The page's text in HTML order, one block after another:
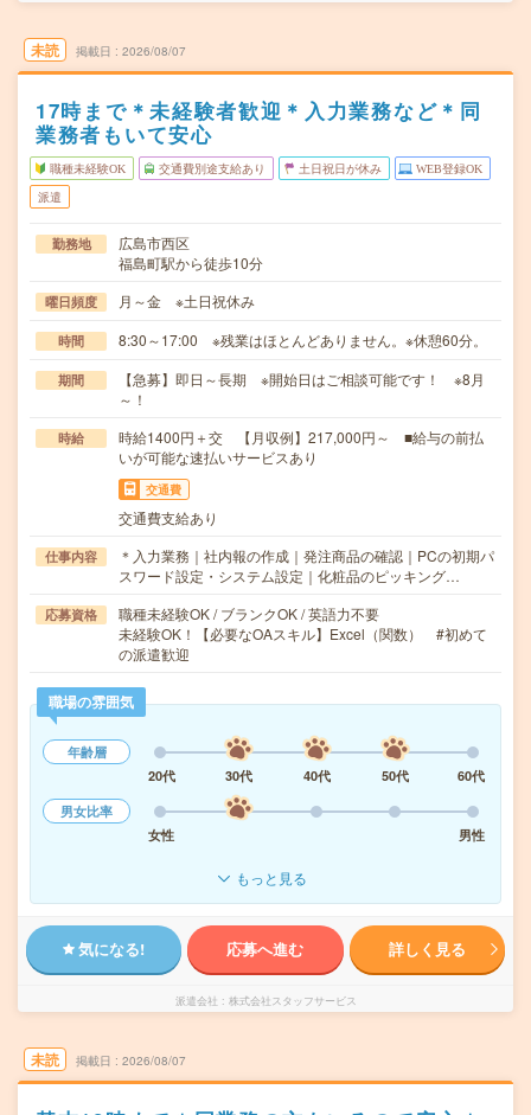
未読 掲載日 2026/08/07
17時まで＊未経験者歓迎＊入力業務など＊同
業務者もいて安心
職種未経験OK 交通費別途支給あり 土日祝日が休み WEB登録OK
派遣
勤務地
広島市西区
福島町駅から徒歩10分
曜日頻度 月～金 ※土日祝休み
時間 8:30～17:00 ※残業はほとんどありません。※休憩60分。
期間
【急募】即日～長期 ※開始日はご相談可能です！ ※8月
～！
時給
時給1400円＋交 【月収例】217,000円～ ■給与の前払
いが可能な速払いサービスあり
交通費
交通費支給あり
仕事内容
＊入力業務｜社内報の作成｜発注商品の確認｜PCの初期パ
スワード設定・システム設定｜化粧品のピッキング…
応募資格
職種未経験OK / ブランクOK / 英語力不要
未経験OK！【必要なOAスキル】Excel（関数） #初めて
の派遣歓迎
職場の雰囲気
年齢層
20代
30代 40代 50代
60代
男女比率
女性
男性
もっと見る
気になる! 応募へ進む 詳しく見る
派遣会社 株式会社スタッフサービス
未読 掲載日 2026/08/07